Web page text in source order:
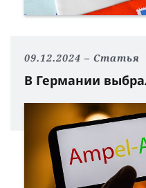
09.12.2024 Статья
В Германии